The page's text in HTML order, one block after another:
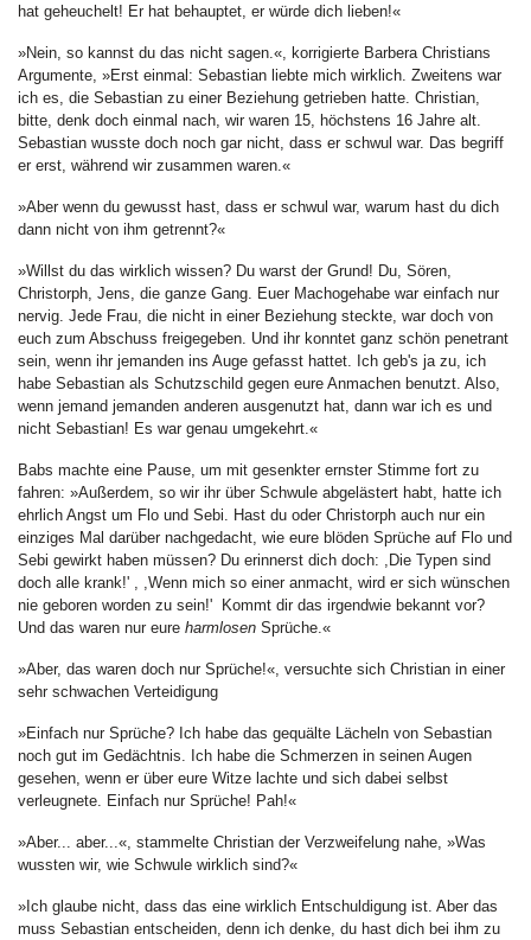
hat geheuchelt! Er hat behauptet, er würde dich lieben!«
»Nein, so kannst du das nicht sagen.«, korrigierte Barbera Christians
Argumente, »Erst einmal: Sebastian liebte mich wirklich. Zweitens war
ich es, die Sebastian zu einer Beziehung getrieben hatte. Christian,
bitte, denk doch einmal nach, wir waren 15, höchstens 16 Jahre alt.
Sebastian wusste doch noch gar nicht, dass er schwul war. Das begriff
er erst, während wir zusammen waren.«
»Aber wenn du gewusst hast, dass er schwul war, warum hast du dich
dann nicht von ihm getrennt?«
»Willst du das wirklich wissen? Du warst der Grund! Du, Sören,
Christorph, Jens, die ganze Gang. Euer Machogehabe war einfach nur
nervig. Jede Frau, die nicht in einer Beziehung steckte, war doch von
euch zum Abschuss freigegeben. Und ihr konntet ganz schön penetrant
sein, wenn ihr jemanden ins Auge gefasst hattet. Ich geb's ja zu, ich
habe Sebastian als Schutzschild gegen eure Anmachen benutzt. Also,
wenn jemand jemanden anderen ausgenutzt hat, dann war ich es und
nicht Sebastian! Es war genau umgekehrt.«
Babs machte eine Pause, um mit gesenkter ernster Stimme fort zu
fahren: »Außerdem, so wir ihr über Schwule abgelästert habt, hatte ich
ehrlich Angst um Flo und Sebi. Hast du oder Christorph auch nur ein
einziges Mal darüber nachgedacht, wie eure blöden Sprüche auf Flo und
Sebi gewirkt haben müssen? Du erinnerst dich doch: ,Die Typen sind
doch alle krank!' , ,Wenn mich so einer anmacht, wird er sich wünschen
nie geboren worden zu sein!' Kommt dir das irgendwie bekannt vor?
Und das waren nur eure harmlosen Sprüche.«
»Aber, das waren doch nur Sprüche!«, versuchte sich Christian in einer
sehr schwachen Verteidigung
»Einfach nur Sprüche? Ich habe das gequälte Lächeln von Sebastian
noch gut im Gedächtnis. Ich habe die Schmerzen in seinen Augen
gesehen, wenn er über eure Witze lachte und sich dabei selbst
verleugnete. Einfach nur Sprüche! Pah!«
»Aber... aber...«, stammelte Christian der Verzweifelung nahe, »Was
wussten wir, wie Schwule wirklich sind?«
»Ich glaube nicht, dass das eine wirklich Entschuldigung ist. Aber das
muss Sebastian entscheiden, denn ich denke, du hast dich bei ihm zu